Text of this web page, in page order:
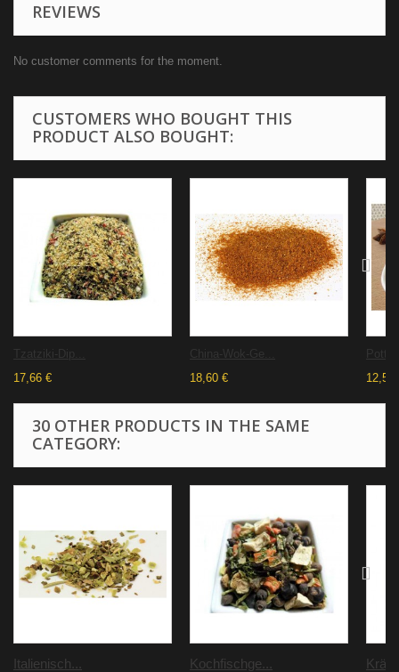
REVIEWS
No customer comments for the moment.
CUSTOMERS WHO BOUGHT THIS
PRODUCT ALSO BOUGHT:
Tzatziki-Dip...
17,66 €
China-Wok-Ge...
18,60 €
12,52
30 OTHER PRODUCTS IN THE SAME
CATEGORY:
Italienisch... Kochfischge...